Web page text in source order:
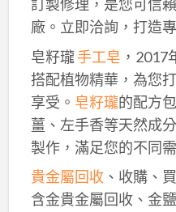
訂製修理，是您可信
廠。立即洽詢，打造
皂籽瓏手工皂 ，2017
搭配植物精華，為您
享受。 皂籽瓏的配方
薑、左手香等天然成
製作，滿足您的不同
貴金屬回收、收購、
含金貴金屬回收、金